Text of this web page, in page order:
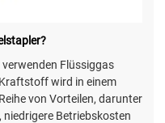
Flüssiggas
wird in einem
von Vorteilen, darunter
Betriebskosten